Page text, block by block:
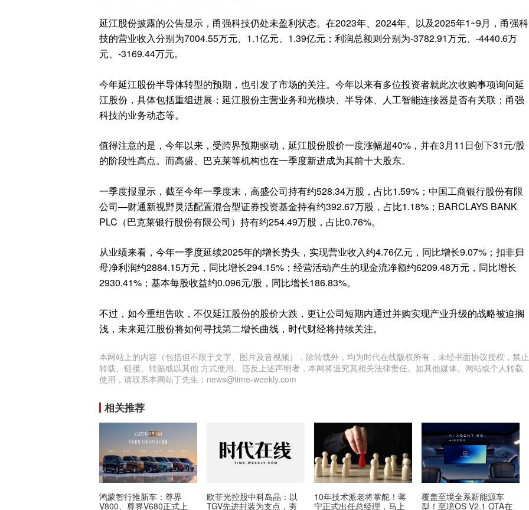
延江股份披露的公告显示，甬强科技仍处未盈利状态。在2023年、2024年、以及2025年1~9月，甬强科
技的营业收入分别为7004.55万元、1.1亿元、1.39亿元；利润总额则分别为-3782.91万元、-4440.6万
元、-3169.44万元。
今年延江股份半导体转型的预期，也引发了市场的关注。今年以来有多位投资者就此次收购事项询问延
江股份，具体包括重组进展；延江股份主营业务和光模块、半导体、人工智能连接器是否有关联；甬强
科技的业务动态等。
值得注意的是，今年以来，受跨界预期驱动，延江股份股价一度涨幅超40%，并在3月11日创下31元/股
的阶段性高点。而高盛、巴克莱等机构也在一季度新进成为其前十大股东。
一季度报显示，截至今年一季度末，高盛公司持有约528.34万股，占比1.59%；中国工商银行股份有限
公司—财通新视野灵活配置混合型证券投资基金持有约392.67万股，占比1.18%；BARCLAYS BANK
PLC（巴克莱银行股份有限公司）持有约254.49万股，占比0.76%。
从业绩来看，今年一季度延续2025年的增长势头，实现营业收入约4.76亿元，同比增长9.07%；扣非归
母净利润约2884.15万元，同比增长294.15%；经营活动产生的现金流净额约6209.48万元，同比增长
2930.41%；基本每股收益约0.096元/股，同比增长186.83%。
不过，如今重组告吹，不仅延江股份的股价大跌，更让公司短期内通过并购实现产业升级的战略被迫搁
浅，未来延江股份将如何寻找第二增长曲线，时代财经将持续关注。
本网站上的内容（包括但不限于文字、图片及音视频），除转载外，均为时代在线版权所有，未经书面协议授权，禁止
转载、链接、转贴或以其他 方式使用。违反上述声明者，本网将追究其相关法律责任。如其他媒体、网站或个人转载
使用，请联系本网站丁先生：news@time-weekly.com
相关推荐
鸿蒙智行推新车：尊界
V800、尊界V680正式上
欧菲光控股中科岛晶：以
TGV先进封装为支点，夯
10年技术派老将掌舵！蒋
宁正式出任总经理，马上
覆盖至境全系新能源车
型！至境OS V2.1 OTA在